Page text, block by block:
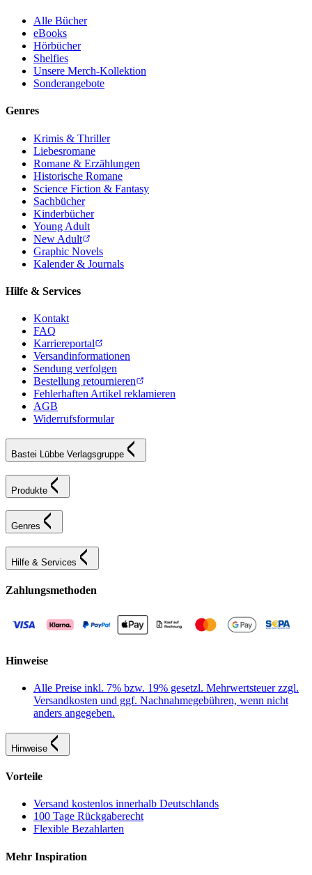
Alle Bücher
eBooks
Hörbücher
Shelfies
Unsere Merch-Kollektion
Sonderangebote
Genres
Krimis & Thriller
Liebesromane
Romane & Erzählungen
Historische Romane
Science Fiction & Fantasy
Sachbücher
Kinderbücher
Young Adult
New Adult
Graphic Novels
Kalender & Journals
Hilfe & Services
Kontakt
FAQ
Karriereportal
Versandinformationen
Sendung verfolgen
Bestellung retournieren
Fehlerhaften Artikel reklamieren
AGB
Widerrufsformular
Bastei Lübbe Verlagsgruppe
Produkte
Genres
Hilfe & Services
Zahlungsmethoden
Hinweise
Alle Preise inkl. 7% bzw. 19% gesetzl. Mehrwertsteuer zzgl.
Versandkosten und ggf. Nachnahmegebühren, wenn nicht
anders angegeben.
Hinweise
Vorteile
Versand kostenlos innerhalb Deutschlands
100 Tage Rückgaberecht
Flexible Bezahlarten
Mehr Inspiration